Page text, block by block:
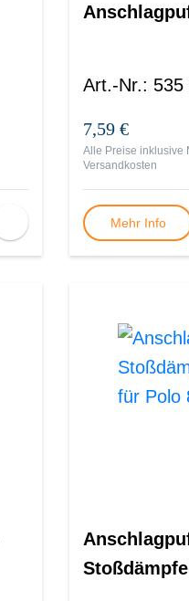
Art.-Nr.: 535
7,59 €
Alle Preise inklusive
Versandkosten
Mehr Info